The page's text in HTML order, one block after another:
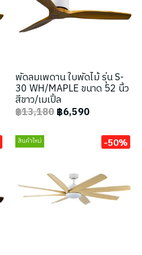
พัดลมเพดาน ใบพัดไม้ รุ่น S-
30 WH/MAPLE ขนาด 52 นิ้ว
สีขาว/เมเปิ้ล
฿13,180฿6,590
สินค้าใหม่ -50%